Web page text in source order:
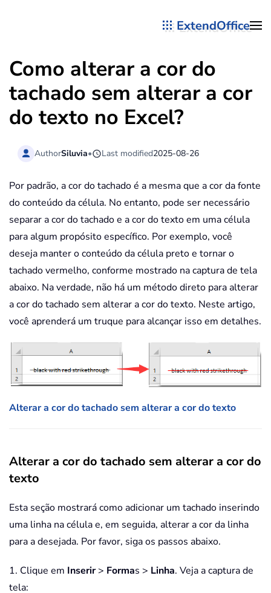
ExtendOffice
Como alterar a cor do
tachado sem alterar a cor
do texto no Excel?
AuthorSiluvia• Last modified2025-08-26
Por padrão, a cor do tachado é a mesma que a cor da fonte
do conteúdo da célula. No entanto, pode ser necessário
separar a cor do tachado e a cor do texto em uma célula
para algum propósito específico. Por exemplo, você
deseja manter o conteúdo da célula preto e tornar o
tachado vermelho, conforme mostrado na captura de tela
abaixo. Na verdade, não há um método direto para alterar
a cor do tachado sem alterar a cor do texto. Neste artigo,
você aprenderá um truque para alcançar isso em detalhes.
Alterar a cor do tachado sem alterar a cor do texto
Alterar a cor do tachado sem alterar a cor do
texto
Esta seção mostrará como adicionar um tachado inserindo
uma linha na célula e, em seguida, alterar a cor da linha
para a desejada. Por favor, siga os passos abaixo.
1. Clique em Inserir> Formas > Linha. Veja a captura de
tela: